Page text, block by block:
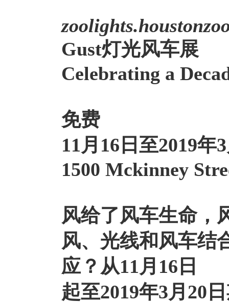
Gust灯光风车展
Celebrating a
免费
11月16日至2019年
1500 Mckinney
风给了风车生命，
风、光线和风车结
应？从11月16日
起至2019年3月20